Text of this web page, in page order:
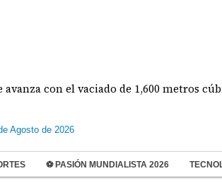
con el vaciado de 1,600 metros cúbicos
Agosto de 2026
⚽ PASIÓN MUNDIALISTA 2026